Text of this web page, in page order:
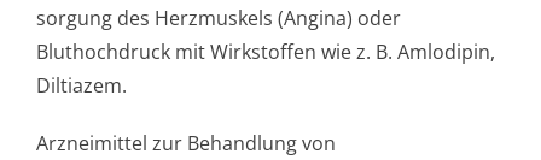
sorgung des Herzmuskels (Angina) oder
Bluthochdruck mit Wirkstoffen wie z. B. Amlodipin,
Diltiazem.
Arzneimittel zur Behandlung von